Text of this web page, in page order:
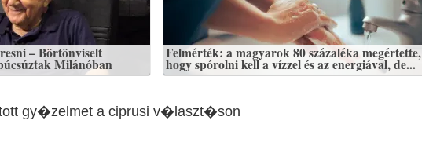
– Börtönviselt
Milánóban
Felmérték: a magyarok 80 százaléka megértette,
hogy spórolni kell a vízzel és az energiával, de...
gy�zelmet a ciprusi v�laszt�son